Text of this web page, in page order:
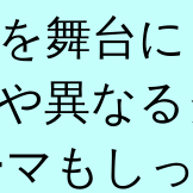
舞台
異な
もし